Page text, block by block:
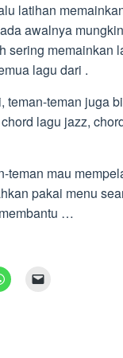
latihan
awalnya
sering memainkan
lagu dari .
teman-teman juga
lagu jazz,
teman mau
pakai menu
…